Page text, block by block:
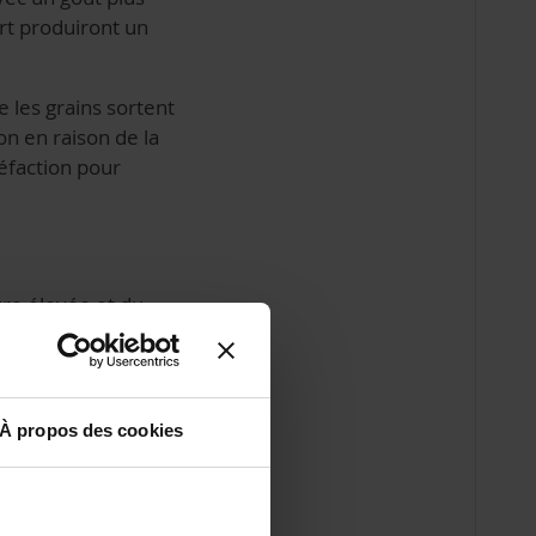
À propos des cookies
produiront un
les grains sortent
en raison de la
pour
élevée et du
de café. Il
caramel et de
légère,
donne une tasse
à